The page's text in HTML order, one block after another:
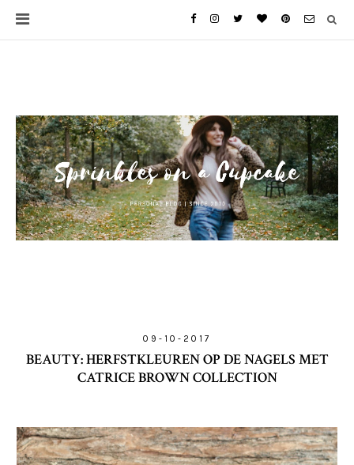
09-10-2017
BEAUTY: HERFSTKLEUREN OP DE NAGELS MET
CATRICE BROWN COLLECTION